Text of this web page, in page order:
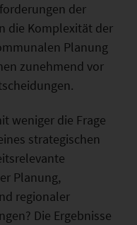
der
die Komplexität der
Planung
zunehmend vor
weniger die Frage
strategischen
Planung,
regionaler
Die Ergebnisse